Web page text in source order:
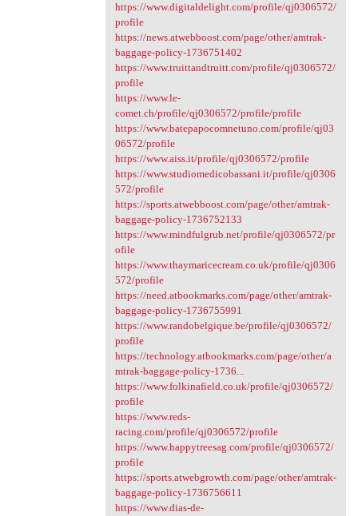
https://www.digitaldelight.com/profile/qj0306572/
profile
https://news.atwebboost.com/page/other/amtrak-
baggage-policy-1736751402
https://www.truittandtruitt.com/profile/qj0306572/
profile
https://www.le-
comet.ch/profile/qj0306572/profile/profile
https://www.batepapocomnetuno.com/profile/qj03
06572/profile
https://www.aiss.it/profile/qj0306572/profile
https://www.studiomedicobassani.it/profile/qj0306
572/profile
https://sports.atwebboost.com/page/other/amtrak-
baggage-policy-1736752133
https://www.mindfulgrub.net/profile/qj0306572/pr
ofile
https://www.thaymaricecream.co.uk/profile/qj0306
572/profile
https://need.atbookmarks.com/page/other/amtrak-
baggage-policy-1736755991
https://www.randobelgique.be/profile/qj0306572/
profile
https://technology.atbookmarks.com/page/other/a
mtrak-baggage-policy-1736...
https://www.folkinafield.co.uk/profile/qj0306572/
profile
https://www.reds-
racing.com/profile/qj0306572/profile
https://www.happytreesag.com/profile/qj0306572/
profile
https://sports.atwebgrowth.com/page/other/amtrak-
baggage-policy-1736756611
https://www.dias-de-